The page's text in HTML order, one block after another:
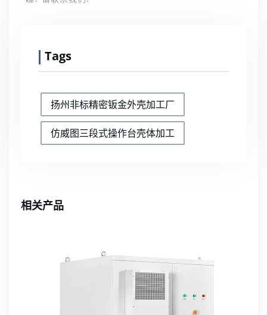
Tags
扬州非标精密钣金外壳加工厂
仿威图三段式操作台壳体加工
相关产品